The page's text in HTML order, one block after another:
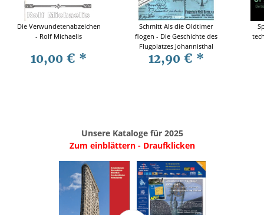
Die Verwundetenabzeichen
- Rolf Michaelis
10,00 € *
Schmitt Als die Oldtimer
flogen - Die Geschichte des
Flugplatzes Johannisthal
12,90 € *
Unsere Kataloge für 2025
Zum einblättern - Draufklicken
. ..